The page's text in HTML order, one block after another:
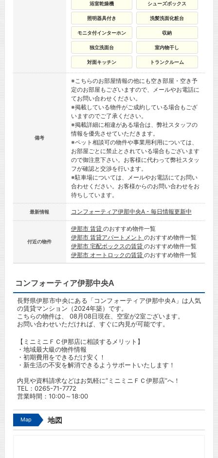
浴室乾燥機 シューズボックス
照明器具付き 洗髪洗面化粧台
モニタ付インターホン 収納
独立洗面台 室内物干し
対面キッチン トランクルーム
備考
※こちらのお部屋情報の他にも空き部屋・空き予
定のお部屋もございますので、メールやお電話に
てお問い合わせください。
※掲載している物件がご成約している場合もござ
いますのでご了承ください。
※掲載詳細に相違がある場合は、弊社スタッフの
情報を優先させていただきます。
※ペット相談可の物件や事業用利用については、
お部屋ごとに禁止とされている場合もございます
ので御注意下さい。お客様に代わって弊社スタッ
フが確認と交渉を行います。
※駐車場については、メールやお電話にてお問い
合わせください。お客様からのお問い合わせをお
待ちしています。
最新情報 コンフォーティア伊那中央A - 毎日情報更新中
付近の物件
伊那市 賃貸 のおすすめ物件一覧
伊那市 賃貸アパートメント のおすすめ物件一覧
伊那市 宅配ボックスの賃貸 のおすすめ物件一覧
伊那市 オートロックの賃貸 のおすすめ物件一覧
コンフォーティア伊那中央A
長野県伊那市中央にある「コンフォーティア伊那中央A」は人気
の賃貸マンション（2024年築）です。
こちらの物件は、 08月08日現在、空室が2室ございます。
お問い合わせいただければ、すぐに内見が可能です。
【ミニミニＦＣ伊那店に相談するメリット】
・地域最大級の物件情報
・初期費用をできるだけ安く！
・新生活の不安を解消できるようサポートいたします！
内見や資料請求などはお気軽に”ミニミニＦＣ伊那店”へ！
TEL： 0265-71-7772
営業時間：10:00～18:00
Map 地図